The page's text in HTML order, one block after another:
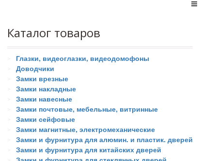
Каталог товаров
Глазки, видеоглазки, видеодомофоны
Доводчики
Замки врезные
Замки накладные
Замки навесные
Замки почтовые, мебельные, витринные
Замки сейфовые
Замки магнитные, электромеханические
Замки и фурнитура для алюмин. и пластик. дверей
Замки и фурнитура для китайских дверей